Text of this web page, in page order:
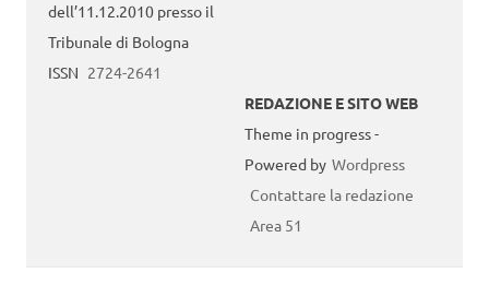
dell’11.12.2010 presso il
Tribunale di Bologna
ISSN 2724-2641
REDAZIONE E SITO WEB
Theme in progress -
Powered by Wordpress
Contattare la redazione
Area 51